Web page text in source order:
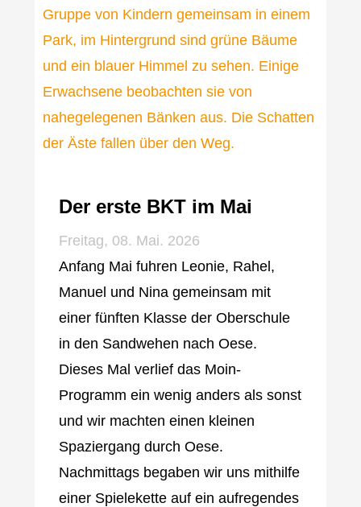
Der erste BKT im Mai
Freitag, 08. Mai. 2026
Anfang Mai fuhren Leonie, Rahel,
Manuel und Nina gemeinsam mit
einer fünften Klasse der Oberschule
in den Sandwehen nach Oese.
Dieses Mal verlief das Moin-
Programm ein wenig anders als sonst
und wir machten einen kleinen
Spaziergang durch Oese.
Nachmittags begaben wir uns mithilfe
einer Spielekette auf ein aufregendes